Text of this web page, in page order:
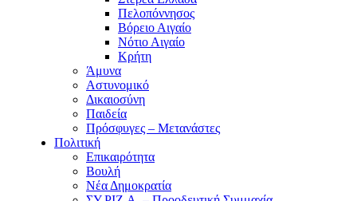
Πελοπόννησος
Βόρειο Αιγαίο
Νότιο Αιγαίο
Κρήτη
Άμυνα
Αστυνομικό
Δικαιοσύνη
Παιδεία
Πρόσφυγες – Μετανάστες
Πολιτική
Επικαιρότητα
Βουλή
Νέα Δημοκρατία